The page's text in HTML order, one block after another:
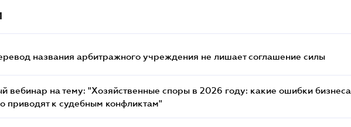
названия арбитражного учреждения не лишает соглашение силы
вебинар на тему: "Хозяйственные споры в 2026 году: какие ошибки бизнеса
приводят к судебным конфликтам"